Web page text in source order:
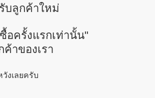
บลูกค้าใหม่
อครั้งแรกเท่านั้น"
ค้าของเรา
งเลยครับ